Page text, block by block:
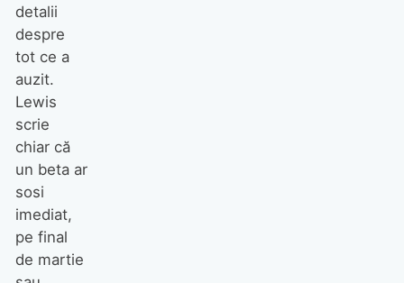
detalii
despre
tot ce a
auzit.
Lewis
scrie
chiar că
un beta ar
sosi
imediat,
pe final
de martie